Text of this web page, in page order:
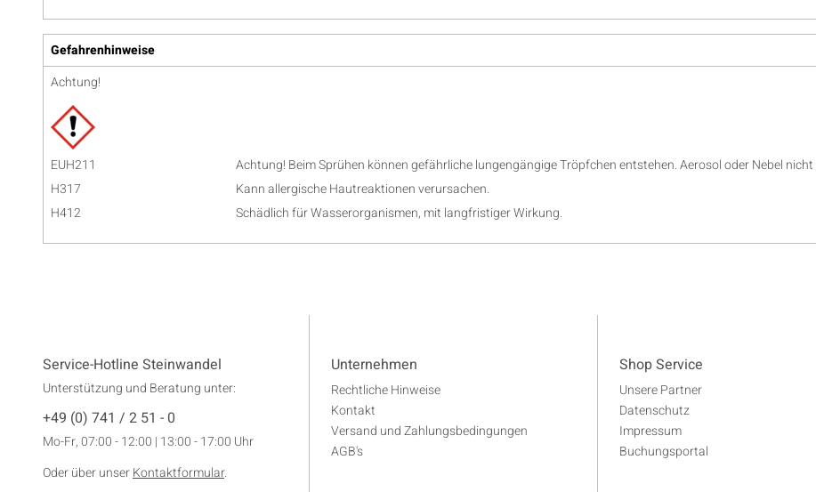
Gefahrenhinweise
Achtung!
EUH211
Achtung! Beim Sprühen können gefährliche lungengängige Tröpfchen entstehen. Aerosol oder Nebel
H317
Kann allergische Hautreaktionen verursachen.
H412
Schädlich für Wasserorganismen, mit langfristiger Wirkung.
Service-Hotline Steinwandel
Unterstützung und Beratung unter:
+49 (0) 741 / 2 51 - 0
Mo-Fr, 07:00 - 12:00 | 13:00 - 17:00 Uhr
Oder über unserKontaktformular.
Unternehmen
Rechtliche Hinweise
Kontakt
Versand und Zahlungsbedingungen
AGB's
Shop Service
Unsere Partner
Datenschutz
Impressum
Buchungsportal